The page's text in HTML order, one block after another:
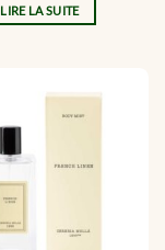
LIRE LA SUITE